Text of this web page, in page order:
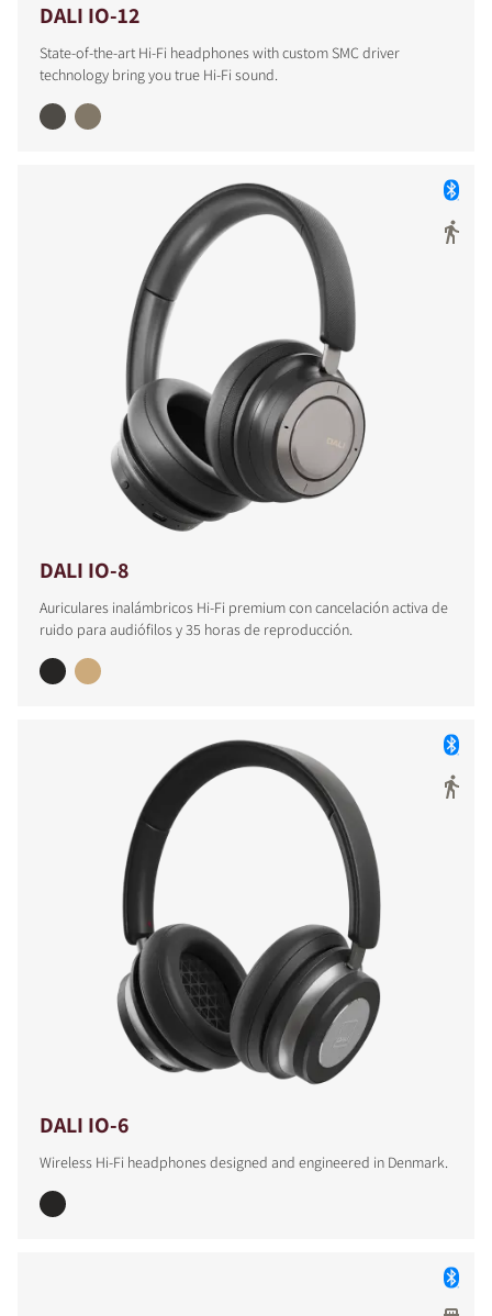
DALI IO-12
State-of-the-art Hi-Fi headphones with custom SMC driver
technology bring you true Hi-Fi sound.
DALI IO-8
Auriculares inalámbricos Hi-Fi premium con cancelación activa de
ruido para audiófilos y 35 horas de reproducción.
DALI IO-6
Wireless Hi-Fi headphones designed and engineered in Denmark.
COMPARAR PRODUCTOS